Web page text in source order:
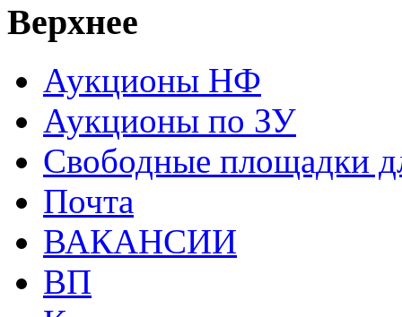
Верхнее
Аукционы НФ
Аукционы по ЗУ
Свободные площадки
Почта
ВАКАНСИИ
ВП